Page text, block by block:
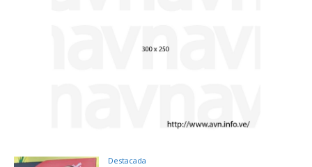
Destacada